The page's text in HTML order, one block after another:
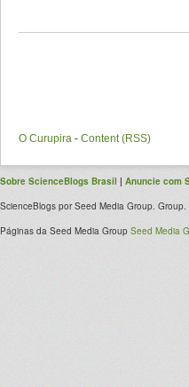
O Curupira - Content (RSS)
Sobre ScienceBlogs Brasil | Anuncie com
ScienceBlogs por Seed Media Group.
Páginas da Seed Media Group Seed Media